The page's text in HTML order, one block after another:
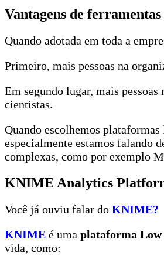
Vantagens de
Quando adotada em toda a
Primeiro, mais pessoas na
Em segundo lugar, mais
cientistas.
Quando escolhemos
especialmente estamos falando
complexas, como por exemplo
KNIME Analytics
Você já ouviu falar do KNIME?
KNIME é uma plataforma Low
vida, como: